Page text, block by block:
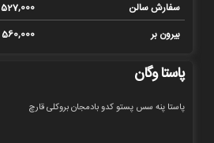
سفارش سالن 527,000
بیرون بر 560,000
پاستا وگان
پاستا پنه سس پستو کدو بادمجان بروکلی قارچ